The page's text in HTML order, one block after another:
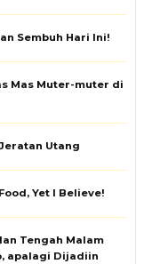
Sembuh Hari Ini!
Mas Muter-muter di
Utang
Yet I Believe!
Tengah Malam
apalagi Dijadiin